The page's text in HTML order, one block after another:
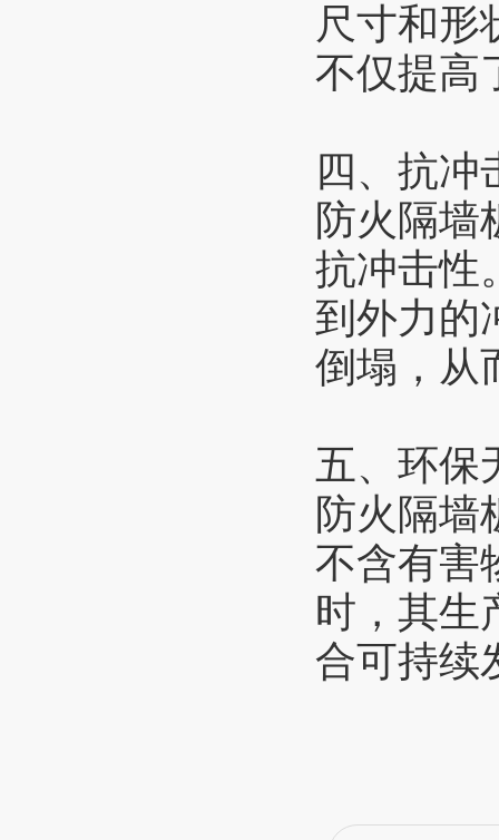
尺寸和形
不仅提高
四、抗冲
防火隔墙
抗冲击性
到外力的
倒塌，从
五、环保
防火隔墙
不含有害
时，其生
合可持续